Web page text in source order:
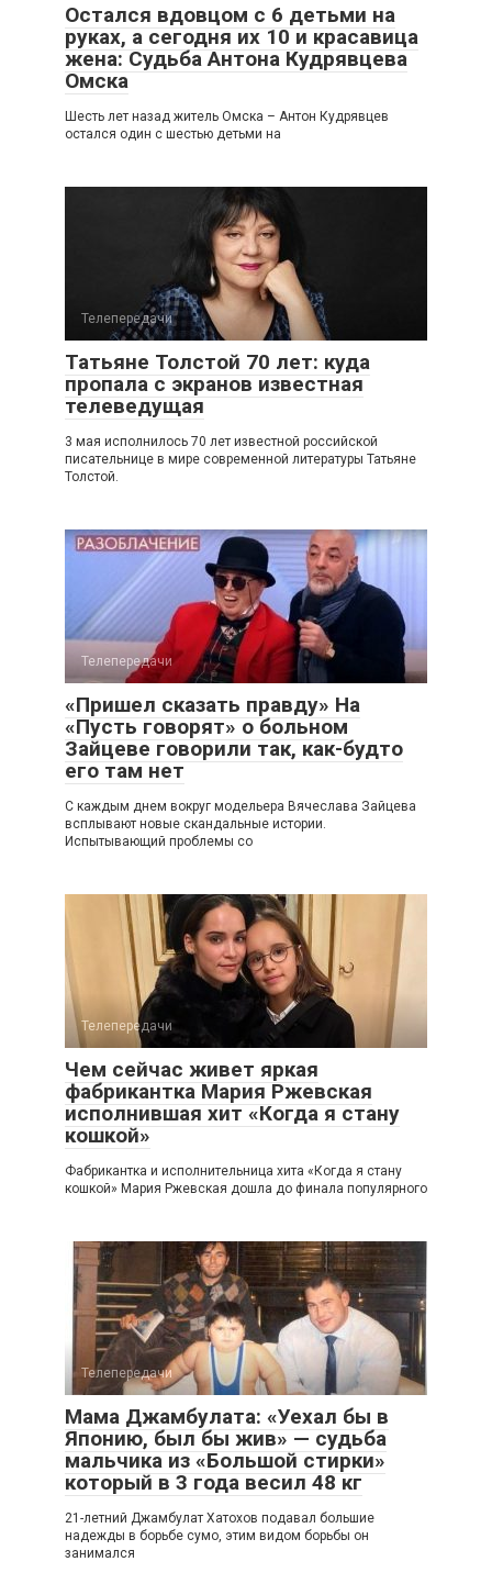
Остался вдовцом с 6 детьми на
руках, а сегодня их 10 и красавица
жена: Судьба Антона Кудрявцева
Омска
Шесть лет назад житель Омска – Антон Кудрявцев
остался один с шестью детьми на
Телепередачи
Татьяне Толстой 70 лет: куда
пропала с экранов известная
телеведущая
3 мая исполнилось 70 лет известной российской
писательнице в мире современной литературы Татьяне
Толстой.
Телепередачи
«Пришел сказать правду» На
«Пусть говорят» о больном
Зайцеве говорили так, как-будто
его там нет
С каждым днем вокруг модельера Вячеслава Зайцева
всплывают новые скандальные истории.
Испытывающий проблемы со
Телепередачи
Чем сейчас живет яркая
фабрикантка Мария Ржевская
исполнившая хит «Когда я стану
кошкой»
Фабрикантка и исполнительница хита «Когда я стану
кошкой» Мария Ржевская дошла до финала популярного
Телепередачи
Мама Джамбулата: «Уехал бы в
Японию, был бы жив» — судьба
мальчика из «Большой стирки»
который в 3 года весил 48 кг
21-летний Джамбулат Хатохов подавал большие
надежды в борьбе сумо, этим видом борьбы он
занимался